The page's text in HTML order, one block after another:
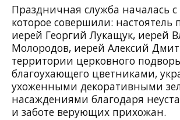
Праздничная служба началась с
которое совершили: настоятель
иерей Георгий Лукащук, иерей
Молородов, иерей Алексий
территории церковного
благоухающего цветниками,
ухоженными декоративными
насаждениями благодаря
и заботе верующих прихожан.